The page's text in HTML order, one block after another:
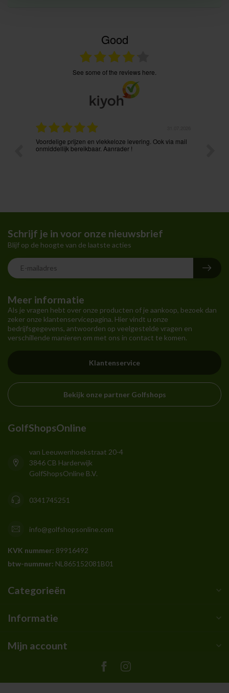
Good
see some of the reviews here.
Voordelige prijzen en vlekkeloze levering. Ook via mail
onmiddellijk bereikbaar. Aanrader !
Meer informatie
Als je vragen hebt over onze producten of je aankoop, bezoek dan
zeker onze klantenservicepagina. Hier vindt u onze
bedrijfsgegevens, antwoorden op veelgestelde vragen en
verschillende manieren om met ons in contact te komen.
Klantenservice
Bekijk onze partner Golfshops
Schrijf je in voor onze nieuwsbrief
Blijf op de hoogte van de laatste acties
GolfShopsOnline
van Leeuwenhoekstraat 20-4
3846 CB Harderwijk
GolfShopsOnline B.V.
0341745251
info@golfshopsonline.com
KVK nummer: 89916492
btw-nummer: NL865152081B01
Categorieën
Informatie
Mijn account